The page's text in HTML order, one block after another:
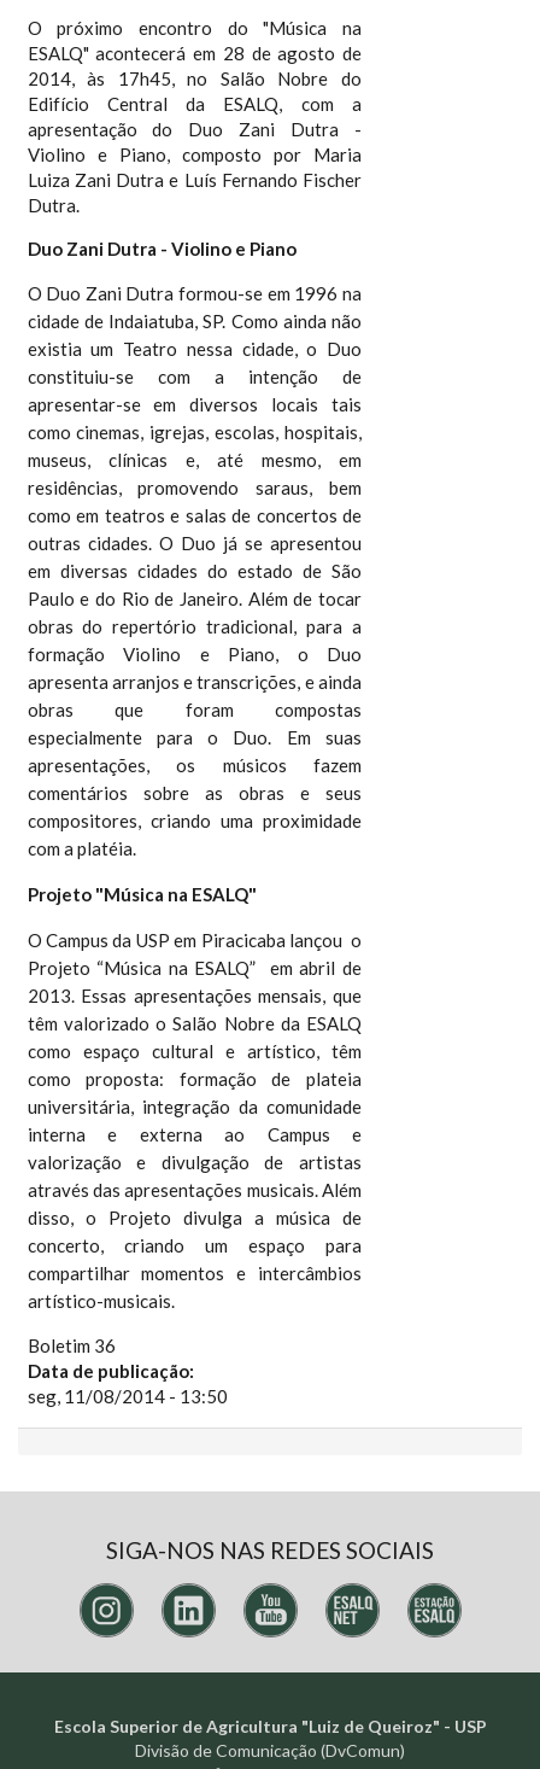
O próximo encontro do "Música na
ESALQ" acontecerá em 28 de agosto de
2014, às 17h45, no Salão Nobre do
Edifício Central da ESALQ, com a
apresentação do Duo Zani Dutra -
Violino e Piano, composto por Maria
Luiza Zani Dutra e Luís Fernando Fischer
Dutra.
Duo Zani Dutra - Violino e Piano
O Duo Zani Dutra formou-se em 1996 na
cidade de Indaiatuba, SP. Como ainda não
existia um Teatro nessa cidade, o Duo
constituiu-se com a intenção de
apresentar-se em diversos locais tais
como cinemas, igrejas, escolas, hospitais,
museus, clínicas e, até mesmo, em
residências, promovendo saraus, bem
como em teatros e salas de concertos de
outras cidades. O Duo já se apresentou
em diversas cidades do estado de São
Paulo e do Rio de Janeiro. Além de tocar
obras do repertório tradicional, para a
formação Violino e Piano, o Duo
apresenta arranjos e transcrições, e ainda
obras que foram compostas
especialmente para o Duo. Em suas
apresentações, os músicos fazem
comentários sobre as obras e seus
compositores, criando uma proximidade
com a platéia.
Projeto "Música na ESALQ"
O Campus da USP em Piracicaba lançou o
Projeto “Música na ESALQ” em abril de
2013. Essas apresentações mensais, que
têm valorizado o Salão Nobre da ESALQ
como espaço cultural e artístico, têm
como proposta: formação de plateia
universitária, integração da comunidade
interna e externa ao Campus e
valorização e divulgação de artistas
através das apresentações musicais. Além
disso, o Projeto divulga a música de
concerto, criando um espaço para
compartilhar momentos e intercâmbios
artístico-musicais.
Boletim 36
Data de publicação:
seg, 11/08/2014 - 13:50
SIGA-NOS NAS REDES SOCIAIS
Escola Superior de Agricultura "Luiz de Queiroz" - USP
Divisão de Comunicação (DvComun)